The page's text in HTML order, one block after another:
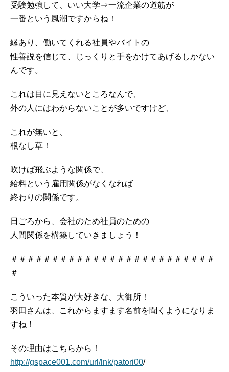
受験勉強して、いい大学⇒一流企業の道筋が
一番という風潮ですからね！
縁あり、働いてくれる社員やバイトの
性善説を信じて、じっくりと手をかけてあげるしかない
んです。
これは目に見えないところなんで、
外の人にはわからないことが多いですけど、
これが無いと、
根なし草！
吹けば飛ぶような関係で、
給料という雇用関係がなくなれば
終わりの関係です。
日ごろから、会社のため社員のための
人間関係を構築していきましょう！
＃＃＃＃＃＃＃＃＃＃＃＃＃＃＃＃＃＃＃＃＃＃＃＃＃
＃
こういった本質が大好きな、大御所！
羽田さんは、これからますます名前を聞くようになりま
すね！
その理由はこちらから！
http://gspace001.com/url/lnk/patori00/